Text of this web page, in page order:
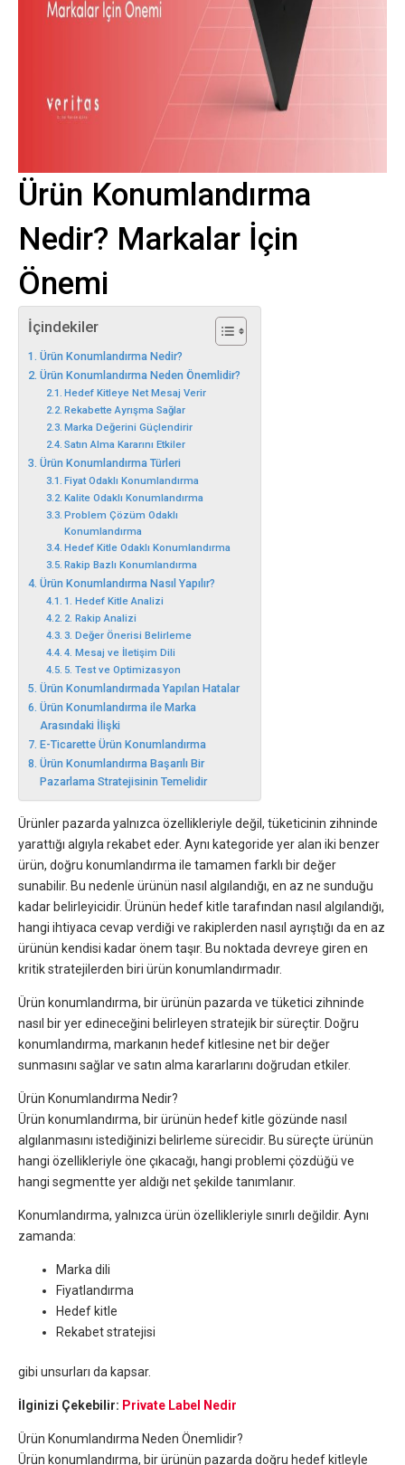
Ürün Konumlandırma
Nedir? Markalar İçin
Önemi
İçindekiler
Ürün Konumlandırma Nedir?
Ürün Konumlandırma Neden Önemlidir?
Hedef Kitleye Net Mesaj Verir
Rekabette Ayrışma Sağlar
Marka Değerini Güçlendirir
Satın Alma Kararını Etkiler
Ürün Konumlandırma Türleri
Fiyat Odaklı Konumlandırma
Kalite Odaklı Konumlandırma
Problem Çözüm Odaklı
Konumlandırma
Hedef Kitle Odaklı Konumlandırma
Rakip Bazlı Konumlandırma
Ürün Konumlandırma Nasıl Yapılır?
1. Hedef Kitle Analizi
2. Rakip Analizi
3. Değer Önerisi Belirleme
4. Mesaj ve İletişim Dili
5. Test ve Optimizasyon
Ürün Konumlandırmada Yapılan Hatalar
Ürün Konumlandırma ile Marka
Arasındaki İlişki
E-Ticarette Ürün Konumlandırma
Ürün Konumlandırma Başarılı Bir
Pazarlama Stratejisinin Temelidir
Ürünler pazarda yalnızca özellikleriyle değil, tüketicinin zihninde
yarattığı algıyla rekabet eder. Aynı kategoride yer alan iki benzer
ürün, doğru konumlandırma ile tamamen farklı bir değer
sunabilir. Bu nedenle ürünün nasıl algılandığı, en az ne sunduğu
kadar belirleyicidir. Ürünün hedef kitle tarafından nasıl algılandığı,
hangi ihtiyaca cevap verdiği ve rakiplerden nasıl ayrıştığı da en az
ürünün kendisi kadar önem taşır. Bu noktada devreye giren en
kritik stratejilerden biri ürün konumlandırmadır.
Ürün konumlandırma, bir ürünün pazarda ve tüketici zihninde
nasıl bir yer edineceğini belirleyen stratejik bir süreçtir. Doğru
konumlandırma, markanın hedef kitlesine net bir değer
sunmasını sağlar ve satın alma kararlarını doğrudan etkiler.
Ürün Konumlandırma Nedir?
Ürün konumlandırma, bir ürünün hedef kitle gözünde nasıl
algılanmasını istediğinizi belirleme sürecidir. Bu süreçte ürünün
hangi özellikleriyle öne çıkacağı, hangi problemi çözdüğü ve
hangi segmentte yer aldığı net şekilde tanımlanır.
Konumlandırma, yalnızca ürün özellikleriyle sınırlı değildir. Aynı
zamanda:
Marka dili
Fiyatlandırma
Hedef kitle
Rekabet stratejisi
gibi unsurları da kapsar.
İlginizi Çekebilir: Private Label Nedir
Ürün Konumlandırma Neden Önemlidir?
Ürün konumlandırma, bir ürünün pazarda doğru hedef kitleyle